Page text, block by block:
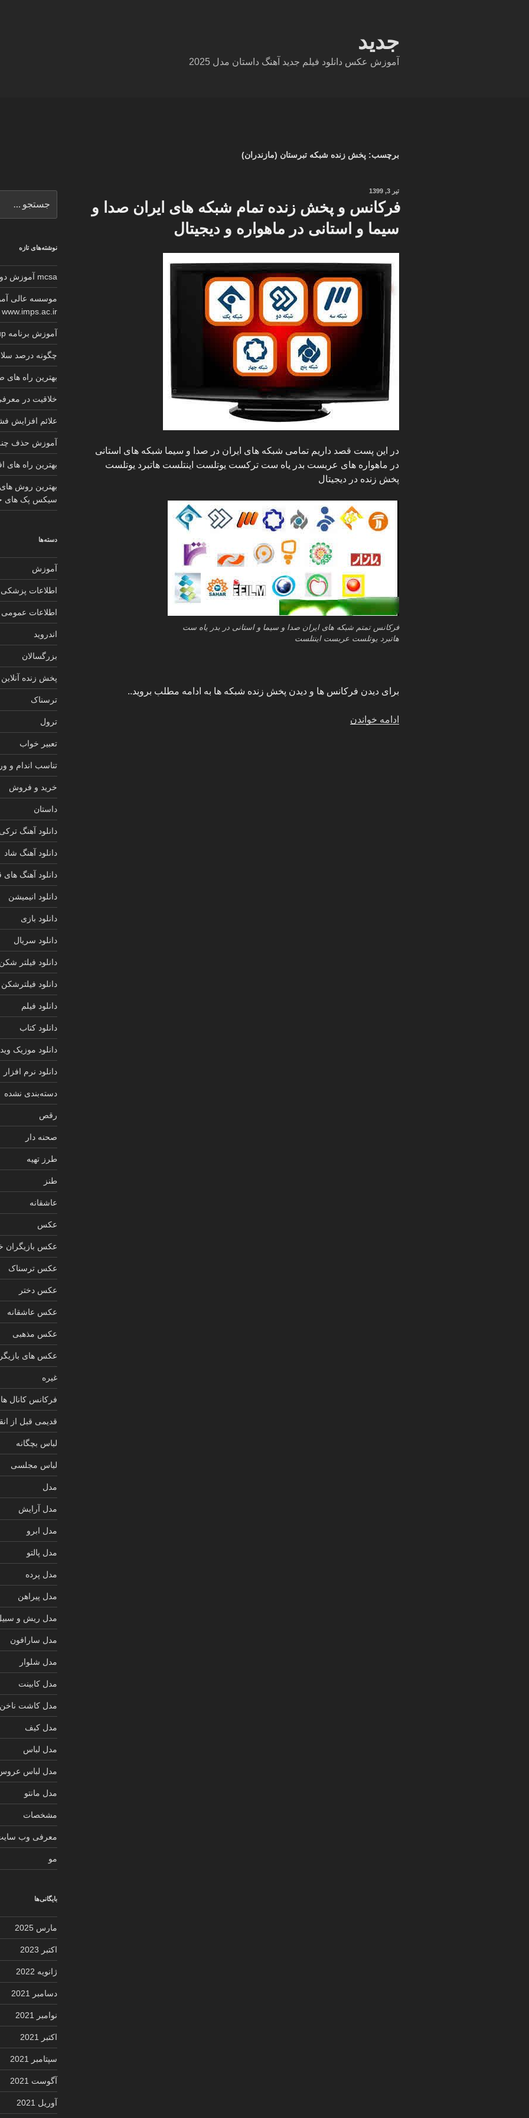
جدید
آموزش عکس دانلود فیلم جدید آهنگ داستان مدل 2025
برچسب: پخش زنده شبکه تبرستان (مازندران)
نوشته‌شده
تیر 3, 1399
فرکانس و پخش زنده تمام شبکه های ایران صدا و
سیما و استانی در ماهواره و دیجیتال
در این پست قصد داریم تمامی شبکه های ایران در صدا و سیما شبکه های استانی
در ماهواره های عربست بدر یاه ست ترکست یوتلست اینتلست هاتبرد یوتلست
پخش زنده در دیجیتال
فرکانس تمتم شبکه های ایران صدا و سیما و استانی در بدر یاه ست
هاتبرد یوتلست عربست اینتلست
برای دیدن فرکانس ها و دیدن پخش زنده شبکه ها به ادامه مطلب بروید..
ادامه خواندن
برای
نوشته‌های تازه
mcsa آموزش دوره کامل گواهینامه معتبر مایکروسافت
موسسه عالی
www.imps.ac.ir
آموزش برنامه sketchup کابینت 2025
چگونه درصد
بهترین راه
خلاقیت در
علائم افزایش
آموزش حذف
بهترین راه های
بهترین روش
سیکس پک های
دسته‌ها
آموزش
اطلاعات پزشکی
اطلاعات عمومی
اندروید
بزرگسالان
پخش زنده آنلاین
ترسناک
ترول
تعبیر خواب
تناسب اندام و
خرید و فروش
داستان
دانلود آهنگ
دانلود آهنگ شاد
دانلود آهنگ
دانلود انیمیشن
دانلود بازی
دانلود سریال
دانلود فیلتر
دانلود فیلترشکن
دانلود فیلم
دانلود کتاب
دانلود موزیک
دانلود نرم افزار
دسته‌بندی نشده
رقص
صحنه دار
طرز تهیه
طنز
عاشقانه
عکس
عکس بازیگران
عکس ترسناک
عکس دختر
عکس عاشقانه
عکس مذهبی
عکس های
غیره
فرکانس کانال
قدیمی قبل از
لباس بچگانه
لباس مجلسی
مدل
مدل آرایش
مدل ابرو
مدل پالتو
مدل پرده
مدل پیراهن
مدل ریش و
مدل سارافون
مدل شلوار
مدل کابینت
مدل کاشت ناخن
مدل کیف
مدل لباس
مدل لباس
مدل مانتو
مشخصات
معرفی وب
مو
بایگانی‌ها
مارس 2025
اکتبر 2023
ژانویه 2022
دسامبر 2021
نوامبر 2021
اکتبر 2021
سپتامبر 2021
آگوست 2021
آوریل 2021